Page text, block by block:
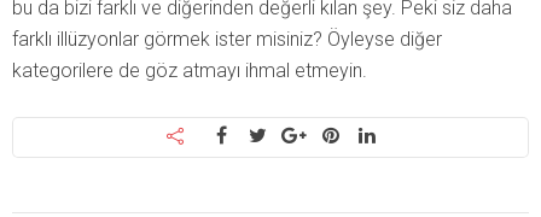
bu da bizi farklı ve diğerinden değerli kılan şey. Peki siz daha
farklı illüzyonlar görmek ister misiniz? Öyleyse diğer
kategorilere de göz atmayı ihmal etmeyin.